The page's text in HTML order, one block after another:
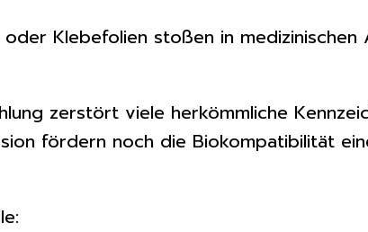
Klebefolien stoßen in medizinischen
zerstört viele herkömmliche
fördern noch die Biokompatibilität